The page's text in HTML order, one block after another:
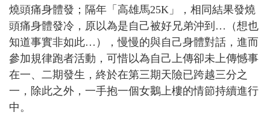
燒頭痛身體發；隔年「高雄馬25K」，相同結果發燒
頭痛身體發冷，原以為是自己被好兄弟沖到…（想也
知道事實非如此…），慢慢的與自己身體對話，進而
參加規律跑者活動，可惜以為自己上傳卻未上傳憾事
在一、二期發生，終於在第三期天險已跨越三分之
一，除此之外，一手抱一個女鵝上樓的情節持續進行
中。